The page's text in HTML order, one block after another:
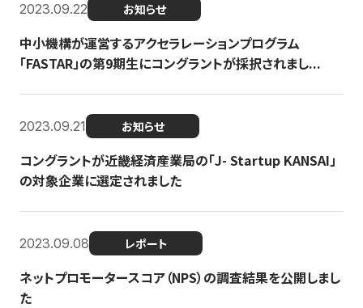
2023.09.22 お知らせ
中小機構が運営するアクセラレーションプログラム
「FASTAR」の第9期生にコングラントが採択されまし...
2023.09.21 お知らせ
コングラントが近畿経済産業局の「J- Startup KANSAI」
の対象企業に選定されました
2023.09.08 レポート
ネットプロモータースコア（NPS）の調査結果を公開しまし
た